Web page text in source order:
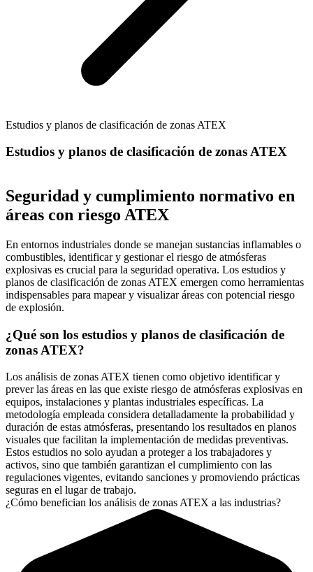
Estudios y planos de clasificación de zonas ATEX
Estudios y planos de clasificación de zonas ATEX
Seguridad y cumplimiento normativo en
áreas con riesgo ATEX
En entornos industriales donde se manejan sustancias inflamables o
combustibles, identificar y gestionar el riesgo de atmósferas
explosivas es crucial para la seguridad operativa. Los estudios y
planos de clasificación de zonas ATEX emergen como herramientas
indispensables para mapear y visualizar áreas con potencial riesgo
de explosión.
¿Qué son los estudios y planos de clasificación de
zonas ATEX?
Los análisis de zonas ATEX tienen como objetivo identificar y
prever las áreas en las que existe riesgo de atmósferas explosivas en
equipos, instalaciones y plantas industriales específicas. La
metodología empleada considera detalladamente la probabilidad y
duración de estas atmósferas, presentando los resultados en planos
visuales que facilitan la implementación de medidas preventivas.
Estos estudios no solo ayudan a proteger a los trabajadores y
activos, sino que también garantizan el cumplimiento con las
regulaciones vigentes, evitando sanciones y promoviendo prácticas
seguras en el lugar de trabajo.
¿Cómo benefician los análisis de zonas ATEX a las industrias?